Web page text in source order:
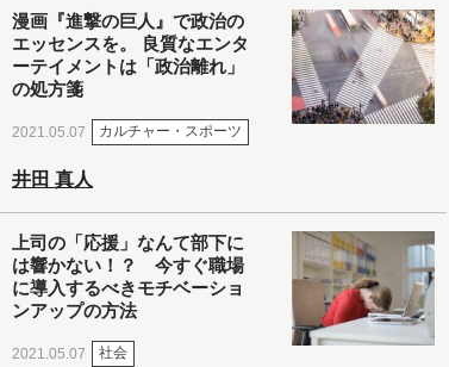
漫画『進撃の巨人』で政治の
エッセンスを。 良質なエンタ
ーテイメントは「政治離れ」
の処方箋
2021.05.07 カルチャー・スポーツ
井田 真人
上司の「応援」なんて部下に
は響かない！？ 今すぐ職場
に導入するべきモチベーショ
ンアップの方法
2021.05.07 社会